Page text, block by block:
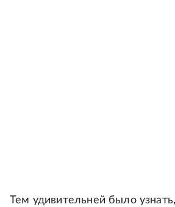
Тем удивительней было